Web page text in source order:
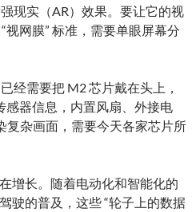
现实（AR）效果。要让它的视
网膜” 标准，需要单眼屏幕分
经需要把 M2 芯片戴在头上，
感器信息，内置风扇、外接电
复杂画面，需要今天各家芯片所
增长。随着电动化和智能化的
驶的普及，这些 “轮子上的数据